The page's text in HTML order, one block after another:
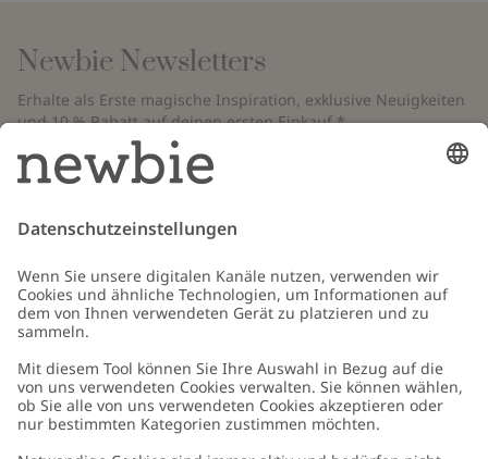
Newbie Newsletters
Erhalte als Erste magische Inspiration, exklusive Neuigkeiten
und 10 % Rabatt auf deinen ersten Einkauf.*
*Gilt nur für deine erste Bestellung und ist nicht mit anderen Rabatten
oder Angeboten kombinierbar. Gilt nicht für limitierte Artikel. Bitte
überprüfe deinen Spam-Ordner. Lies unsere
Schicken